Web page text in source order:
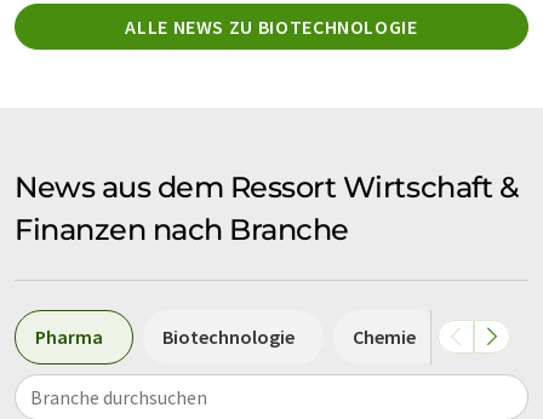
ALLE NEWS ZU BIOTECHNOLOGIE
News aus dem Ressort Wirtschaft &
Finanzen nach Branche
Pharma Biotechnologie Chemie Medizin
Branche durchsuchen